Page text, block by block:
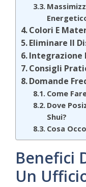
Colori E
Eliminare Il
Integrazione
Consigli
Domande
Come
Dove
Shui?
Cosa
Benefici
Un